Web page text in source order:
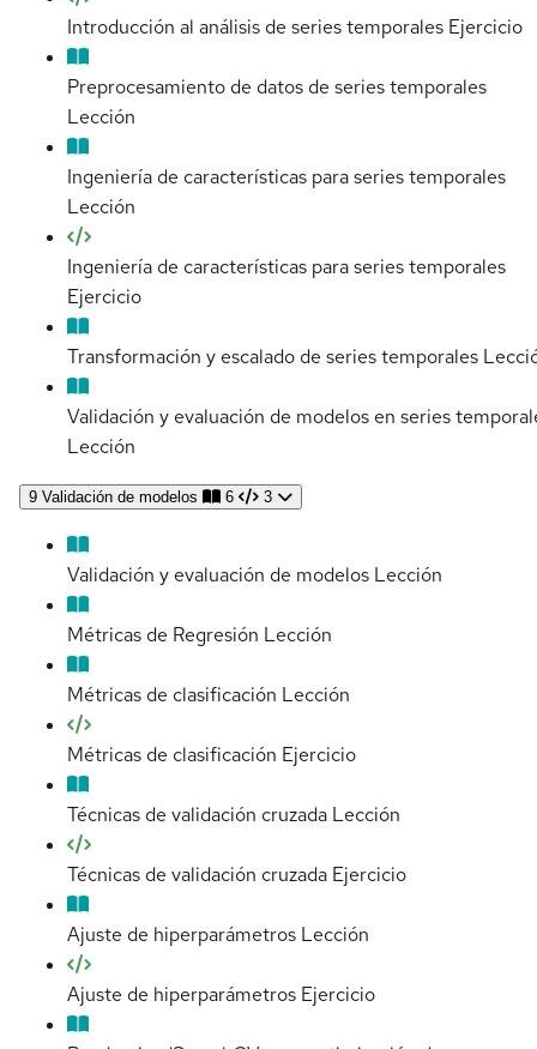
Introducción al análisis de series temporales Ejercicio
Preprocesamiento de datos de series temporales
Lección
Ingeniería de características para series temporales
Lección
Ingeniería de características para series temporales
Ejercicio
Transformación y escalado de series temporales
Validación y evaluación de modelos en series
Lección
9 Validación de modelos 6 3
Validación y evaluación de modelos Lección
Métricas de Regresión Lección
Métricas de clasificación Lección
Métricas de clasificación Ejercicio
Técnicas de validación cruzada Lección
Técnicas de validación cruzada Ejercicio
Ajuste de hiperparámetros Lección
Ajuste de hiperparámetros Ejercicio